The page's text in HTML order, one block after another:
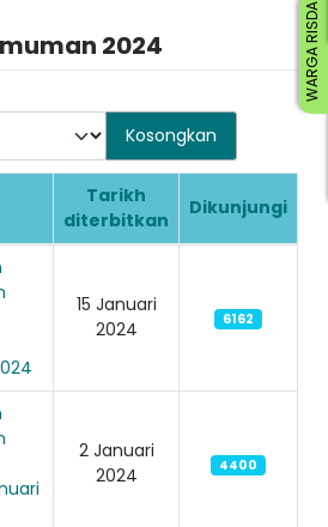
2024
Kosongkan
Tarikh
diterbitkan
Dikunjungi
15 Januari
2024
6162
2 Januari
2024
4400
WARGA RISDA